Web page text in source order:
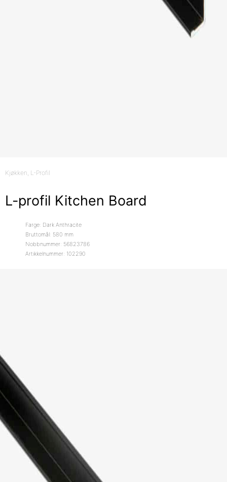
Kjøkken, L-Profil
L-profil Kitchen Board
Farge: Dark Anthracite
Bruttomål: 580 mm
Nobbnummer: 56823786
Artikkelnummer: 102290